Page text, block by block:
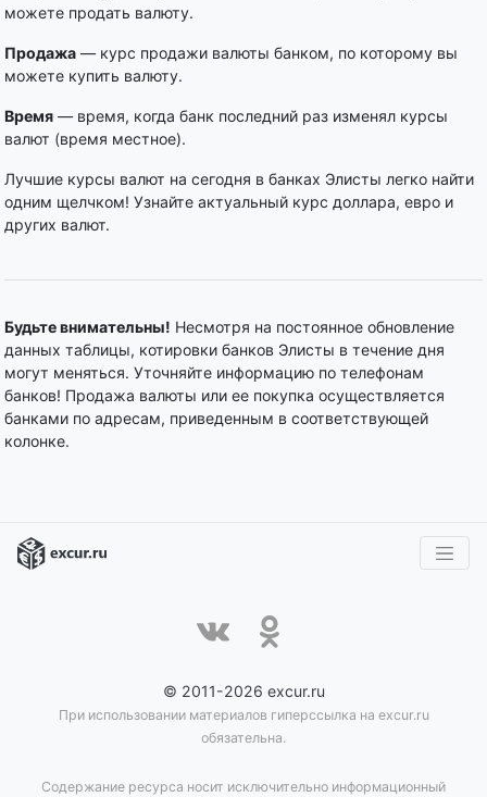
можете продать валюту.
Продажа — курс продажи валюты банком, по которому вы
можете купить валюту.
Время — время, когда банк последний раз изменял курсы
валют (время местное).
Лучшие курсы валют на сегодня в банках Элисты легко найти
одним щелчком! Узнайте актуальный курс доллара, евро и
других валют.
Будьте внимательны! Несмотря на постоянное обновление
данных таблицы, котировки банков Элисты в течение дня
могут меняться. Уточняйте информацию по телефонам
банков! Продажа валюты или ее покупка осуществляется
банками по адресам, приведенным в соответствующей
колонке.
© 2011-2026 excur.ru
При использовании материалов гиперссылка на excur.ru
обязательна.
Содержание ресурса носит исключительно информационный